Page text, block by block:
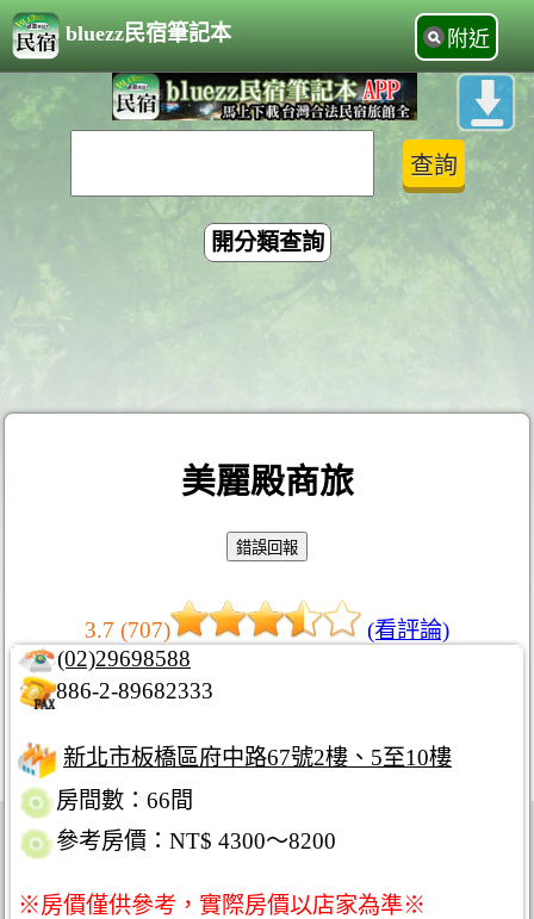
bluezz民宿筆記本 附近
開分類查詢
美麗殿商旅
3.7 (707)
(看評論)
(02)29698588
886-2-89682333
新北市板橋區府中路67號2樓、5至10樓
房間數：66間
參考房價：NT$ 4300～8200
※房價僅供參考，實際房價以店家為準※